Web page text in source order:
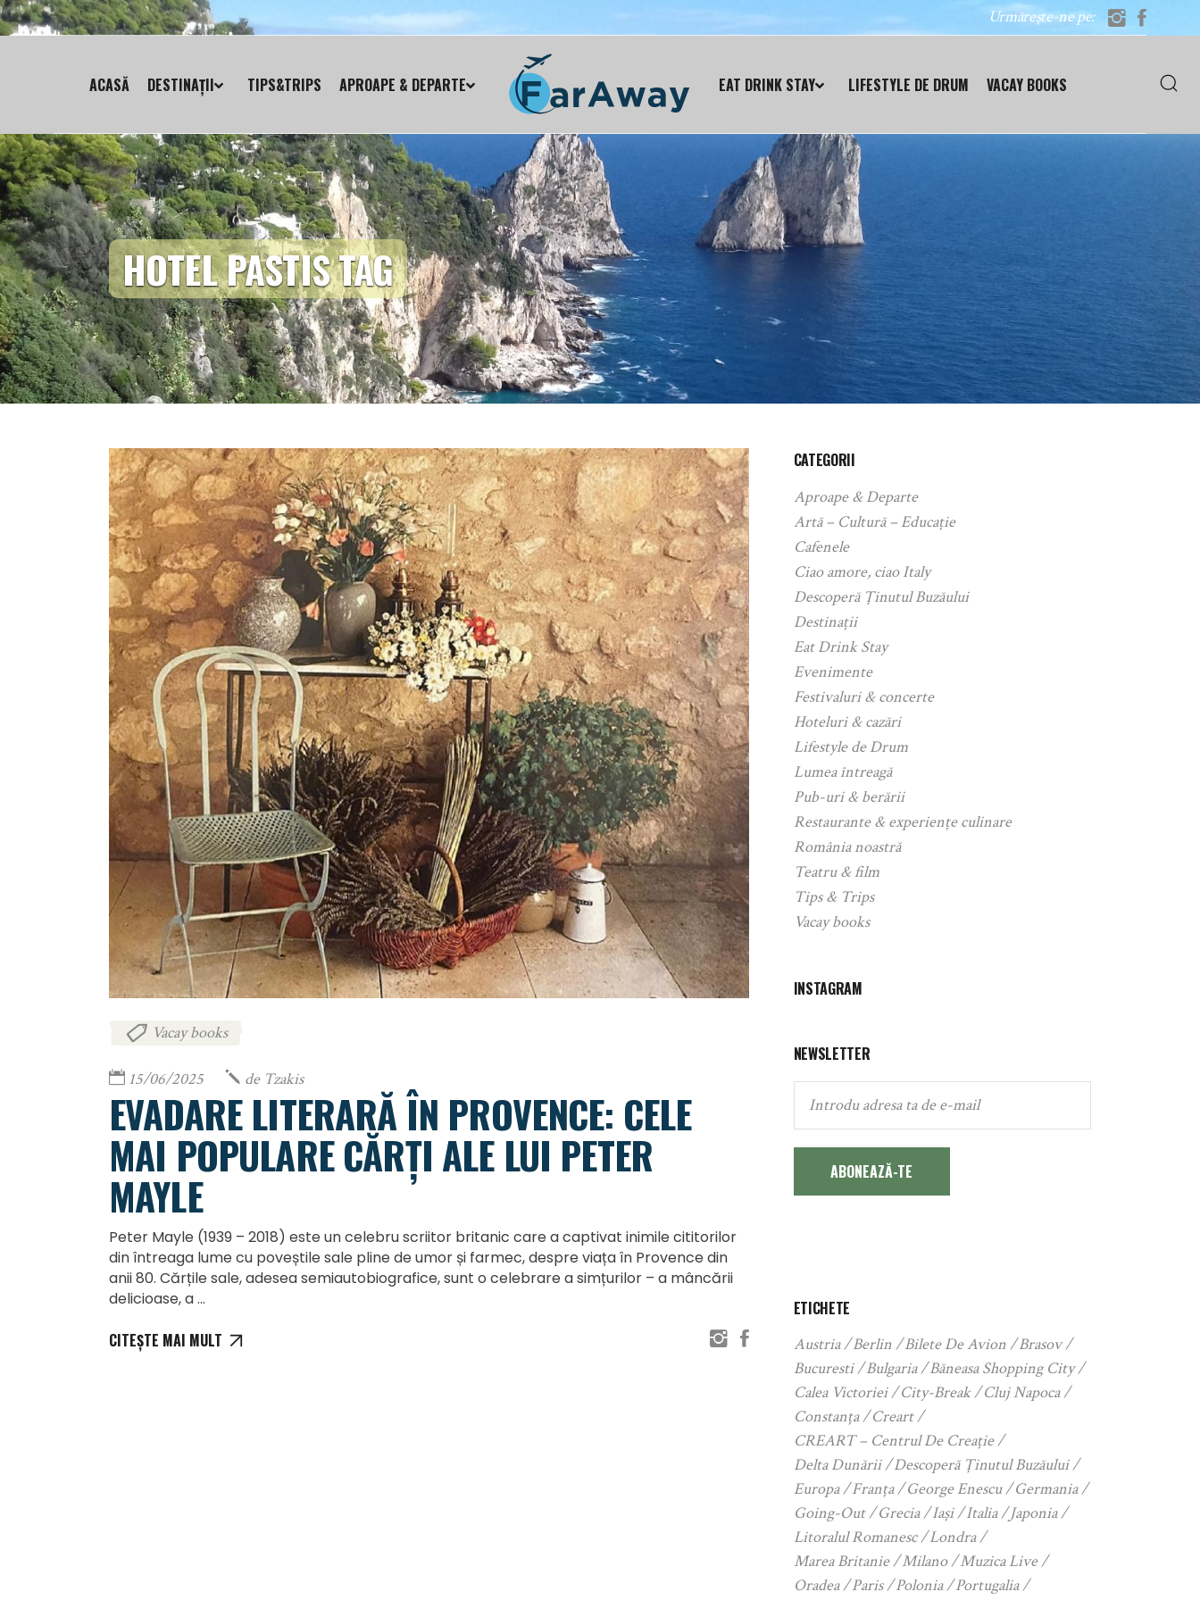
Urmărește-ne pe:
ACASĂ DESTINAȚII TIPS&TRIPS APROAPE & DEPARTE EAT DRINK STAY LIFESTYLE DE DRUM VACAY BOOKS
HOTEL PASTIS TAG
Vacay books
15/06/2025 de Tzakis
EVADARE LITERARĂ ÎN PROVENCE: CELE
MAI POPULARE CĂRȚI ALE LUI PETER
MAYLE
Peter Mayle (1939 – 2018) este un celebru scriitor britanic care a captivat inimile cititorilor
din întreaga lume cu poveștile sale pline de umor și farmec, despre viața în Provence din
anii 80. Cărțile sale, adesea semiautobiografice, sunt o celebrare a simțurilor – a mâncării
delicioase, a
CITEȘTE MAI MULT
CATEGORII
Aproape & Departe
Artă – Cultură – Educație
Cafenele
Ciao amore, ciao Italy
Descoperă Ținutul Buzăului
Destinații
Eat Drink Stay
Evenimente
Festivaluri & concerte
Hoteluri & cazări
Lifestyle de Drum
Lumea întreagă
Pub-uri & berării
Restaurante & experiențe culinare
România noastră
Teatru & film
Tips & Trips
Vacay books
INSTAGRAM
NEWSLETTER
ABONEAZĂ-TE
ETICHETE
Austria Berlin Bilete De Avion
Brasov
Bucuresti
Bulgaria
Băneasa Shopping City
Calea Victoriei
City-Break
Cluj Napoca
Constanța
Creart
CREART – Centrul De Creație
Delta Dunării
Descoperă Ținutul Buzăului
Europa
Franța George Enescu
Germania
Going-Out
Grecia Iași Italia
Japonia
Litoralul Romanesc
Londra
Marea Britanie
Milano
Muzica Live
Oradea
Paris Polonia
Portugalia